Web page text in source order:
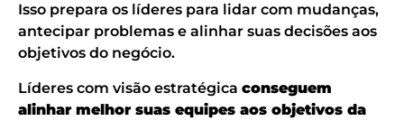
Isso prepara os líderes para lidar com mudanças,
antecipar problemas e alinhar suas decisões aos
objetivos do negócio.
Líderes com visão estratégica conseguem
alinhar melhor suas equipes aos objetivos da